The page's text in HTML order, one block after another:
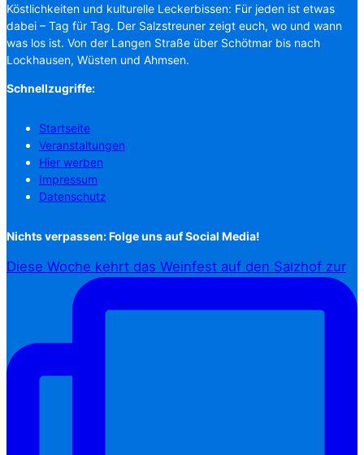
Köstlichkeiten und kulturelle Leckerbissen: Für jeden ist etwas
dabei – Tag für Tag. Der Salzstreuner zeigt euch, wo und wann
was los ist. Von der Langen Straße über Schötmar bis nach
Lockhausen, Wüsten und Ahmsen.
Schnellzugriffe:
Startseite
Veranstaltungen
Hier werben
Impressum
Datenschutz
Nichts verpassen: Folge uns auf Social Media!
Diese Woche kehrt das Weinfest auf den Salzhof zur